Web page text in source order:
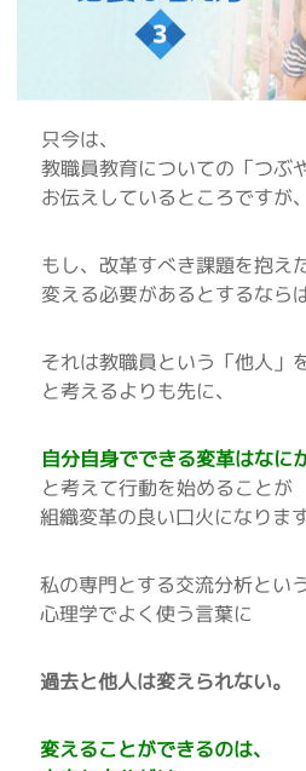
只今は、
教職員教育についての「つぶ
お伝えしているところですが、
もし、改革すべき課題を抱え
変える必要があるとするならば
それは教職員という「他人」
と考えるよりも先に、
自分自身でできる変革はなにか
と考えて行動を始めることが
組織変革の良い口火になります
私の専門とする交流分析とい
心理学でよく使う言葉に
過去と他人は変えられない。
変えることができるのは、